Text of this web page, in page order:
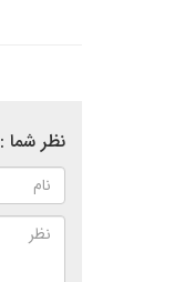
نظر شما :